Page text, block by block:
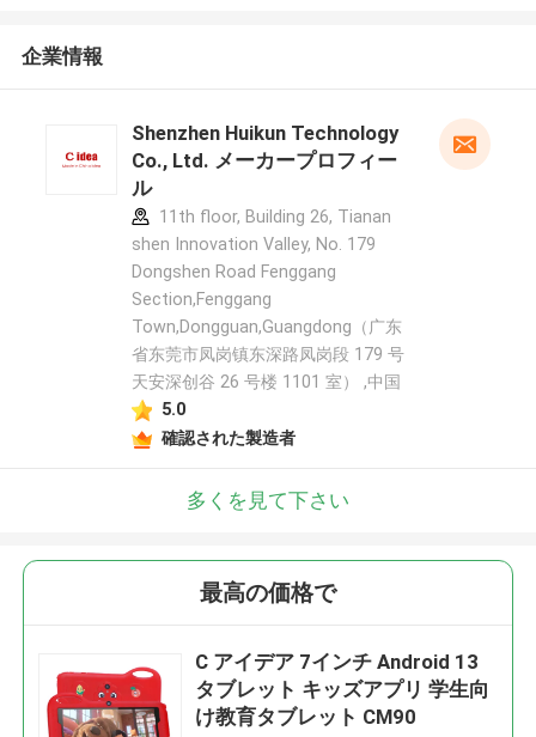
折り返しご連絡いたします！
企業情報
Shenzhen Huikun Technology
Co., Ltd. メーカープロフィー
ル
11th floor, Building 26, Tianan
shen Innovation Valley, No. 179
Dongshen Road Fenggang
Section,Fenggang
Town,Dongguan,Guangdong（广东
省东莞市凤岗镇东深路凤岗段 179 号
天安深创谷 26 号楼 1101 室） ,中国
5.0
確認された製造者
多くを見て下さい
最高の価格で
C アイデア 7インチ Android 13
タブレット キッズアプリ 学生向
け教育タブレット CM90